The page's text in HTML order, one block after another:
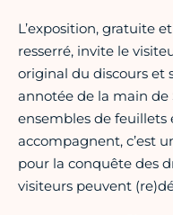
L’exposition, gratuite
resserré, invite le
original du discours et
annotée de la main de
ensembles de feuillets
accompagnent, c’est
pour la conquête des
visiteurs peuvent